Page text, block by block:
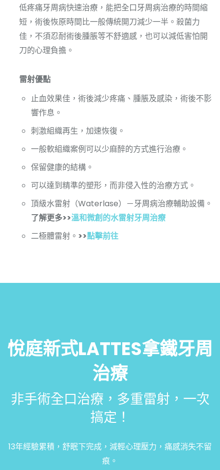
低疼痛牙周病快速治療，能把全口牙周病治療的時間縮
短，術後恢原時間比一般傳統開刀減少一半。殺菌力
佳，不須忍耐術後腫脹等不舒適感，也可以減低害怕開
刀的心理負擔。
雷射優點
止血效果佳，術後減少疼痛、腫脹及感染，術後不影
響作息。
刺激組織再生，加速恢復。
一般軟組織案例可以少麻醉的方式進行治療。
保留健康的結構。
可以達到精準的塑形，而非侵入性的治療方式。
頂級水雷射（Waterlase）－牙周病治療輔助設備。
了解更多>>溫和微創的水雷射牙周治療
二極體雷射。 >>點擊前往
悅庭新式LATTES拿鐵牙周
治療
非手術全口治療，多重雷射，一次
搞定！
13年經驗累積，舒眠下完成，減輕心理壓力，痛感消失不留
痕。